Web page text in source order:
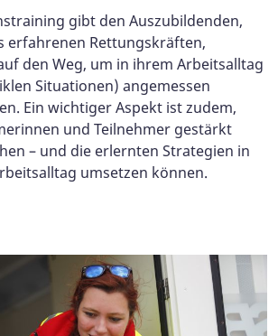
gibt den Auszubildenden,
erfahrenen Rettungskräften,
den Weg, um in ihrem Arbeitsalltag
Situationen) angemessen
Ein wichtiger Aspekt ist zudem,
und Teilnehmer gestärkt
– und die erlernten Strategien in
umsetzen können.